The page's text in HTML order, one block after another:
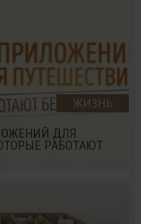
ЖИЗНЬ
ДЛЯ
РАБОТАЮТ